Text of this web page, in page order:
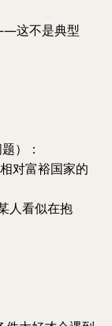
这不是典型
）：
对富裕国家的
人看似在抱